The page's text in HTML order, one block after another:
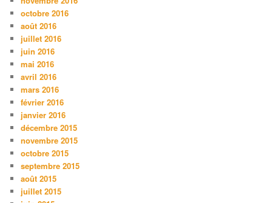
octobre 2016
août 2016
juillet 2016
juin 2016
mai 2016
avril 2016
mars 2016
février 2016
janvier 2016
décembre 2015
novembre 2015
octobre 2015
septembre 2015
août 2015
juillet 2015